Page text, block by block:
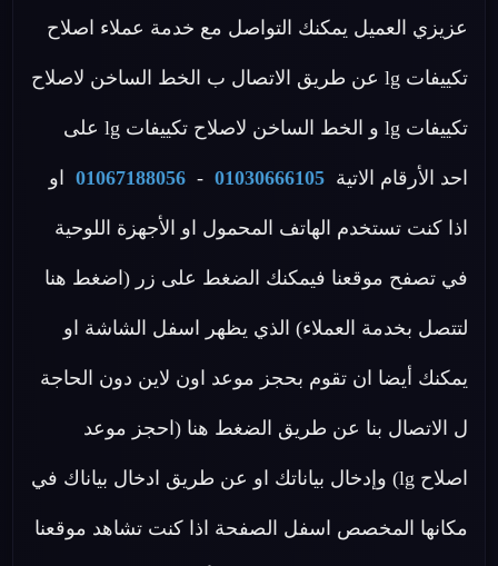
عزيزي العميل يمكنك التواصل مع خدمة عملاء اصلاح
تكييفات lg عن طريق الاتصال ب الخط الساخن لاصلاح
تكييفات lg و الخط الساخن لاصلاح تكييفات lg على
احد الأرقام الاتية 01030666105
-
01067188056 او
اذا كنت تستخدم الهاتف المحمول او الأجهزة اللوحية
في تصفح موقعنا فيمكنك الضغط على زر (اضغط هنا
لتتصل بخدمة العملاء) الذي يظهر اسفل الشاشة او
يمكنك أيضا ان تقوم بحجز موعد اون لاين دون الحاجة
ل الاتصال بنا عن طريق الضغط هنا (احجز موعد
اصلاح lg) وإدخال بياناتك او عن طريق ادخال بياناك في
مكانها المخصص اسفل الصفحة اذا كنت تشاهد موقعنا